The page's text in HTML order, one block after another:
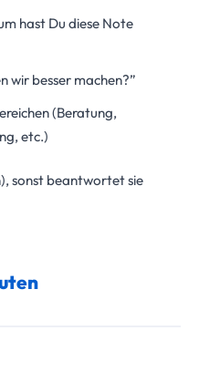
hast Du diese Note
wir besser machen?”
(Beratung,
etc.)
sonst beantwortet sie